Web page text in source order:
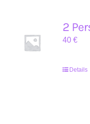
2
40€
Details